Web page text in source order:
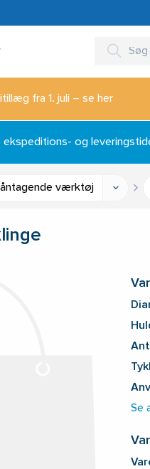
fra 1. juli – se her
og
værktøj
Se